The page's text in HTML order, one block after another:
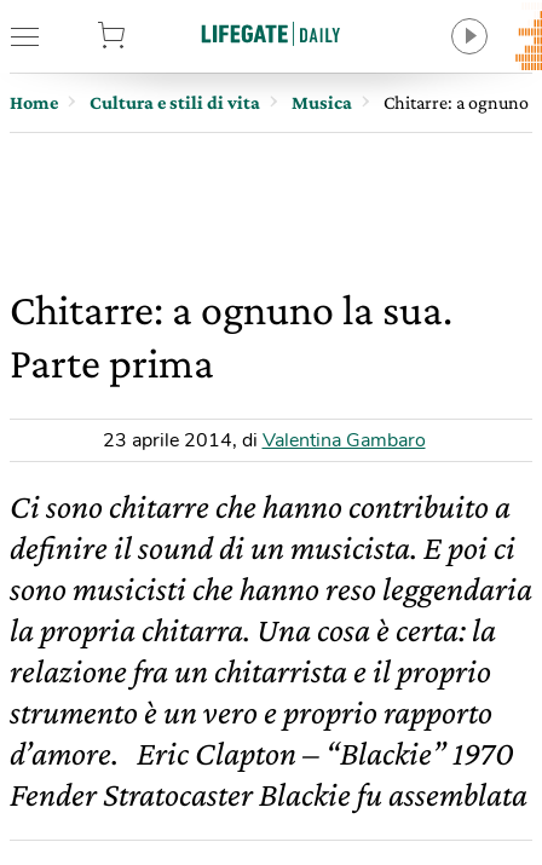
Home Cultura e stili di vita Musica Chitarre: a ognuno
Chitarre: a ognuno la sua.
Parte prima
23 aprile 2014, di Valentina Gambaro
Ci sono chitarre che hanno contribuito a
definire il sound di un musicista. E poi ci
sono musicisti che hanno reso leggendaria
la propria chitarra. Una cosa è certa: la
relazione fra un chitarrista e il proprio
strumento è un vero e proprio rapporto
d’amore. Eric Clapton – “Blackie” 1970
Fender Stratocaster Blackie fu assemblata